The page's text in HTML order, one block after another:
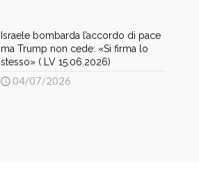
Israele bombarda l’accordo di pace
ma Trump non cede: «Si firma lo
stesso» ( LV 15.06.2026)
04/07/2026